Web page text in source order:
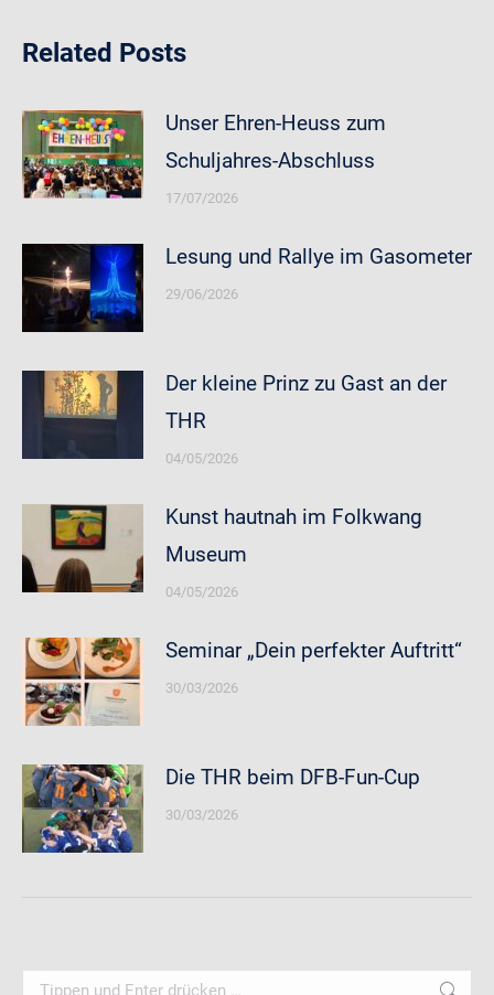
Related Posts
Unser Ehren-Heuss zum
Schuljahres-Abschluss
17/07/2026
Lesung und Rallye im Gasometer
29/06/2026
Der kleine Prinz zu Gast an der
THR
04/05/2026
Kunst hautnah im Folkwang
Museum
04/05/2026
Seminar „Dein perfekter Auftritt“
30/03/2026
Die THR beim DFB-Fun-Cup
30/03/2026
Search: